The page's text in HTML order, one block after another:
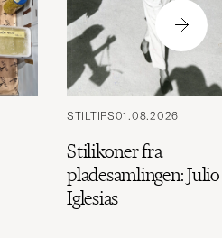
STILTIPS01.08.2026
Stilikoner fra
pladesamlingen: Julio
Iglesias